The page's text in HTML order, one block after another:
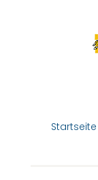
Startseite